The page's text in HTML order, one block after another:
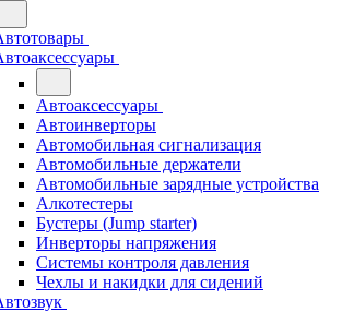
Автоаксессуары
Автоинверторы
Автомобильная сигнализация
Автомобильные держатели
Автомобильные зарядные устройства
Алкотестеры
Бустеры (Jump starter)
Инверторы напряжения
Системы контроля давления
Чехлы и накидки для сидений